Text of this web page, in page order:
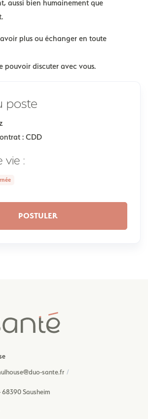
aussi bien humainement que
plus ou échanger en toute
pouvoir discuter avec vous.
poste
:CDD
vie :
POSTULER
sante.fr
Sausheim